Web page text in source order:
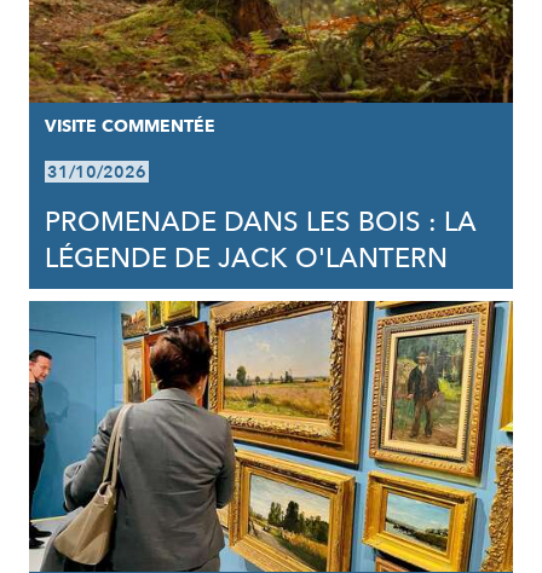
VISITE COMMENTÉE
31/10/2026
PROMENADE DANS LES BOIS : LA
LÉGENDE DE JACK O'LANTERN